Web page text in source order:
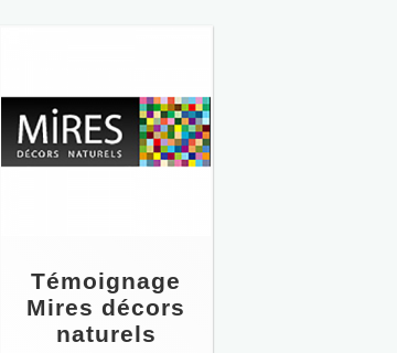
Témoignage
Mires décors
naturels